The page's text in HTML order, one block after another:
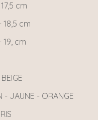
cm
18,5 cm
19, cm
- JAUNE - ORANGE